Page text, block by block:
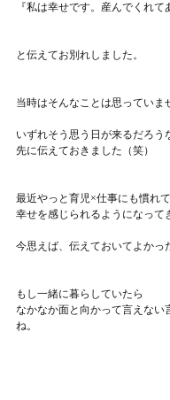
『私は幸せです。産んでくれて
と伝えてお別れしました。
当時はそんなことは思っていま
いずれそう思う日が来るだろう
先に伝えておきました（笑）
最近やっと育児×仕事にも慣れて
幸せを感じられるようになって
今思えば、伝えておいてよかっ
もし一緒に暮らしていたら
なかなか面と向かって言えない
ね。